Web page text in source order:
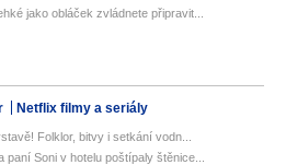
jako obláček zvládnete připravit...
Netflix filmy a seriály
Folklor, bitvy i setkání vodn...
Soni v hotelu poštípaly štěnice...